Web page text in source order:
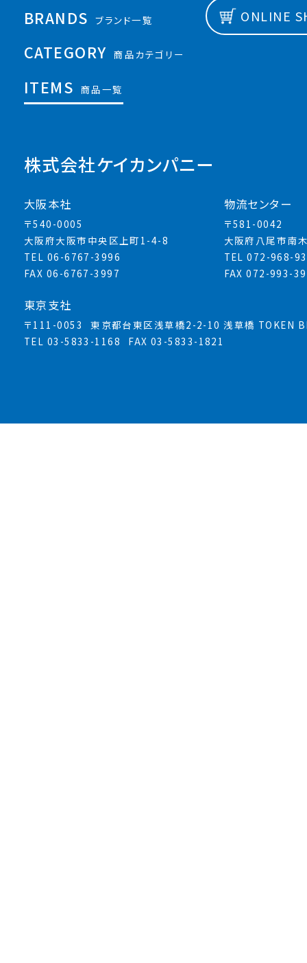
BRANDS ブランド一覧
CATEGORY 商品カテゴリー
ITEMS 商品一覧
ONLINE
株式会社ケイカンパニー
大阪本社
〒540-0005
大阪府大阪市中央区上町1-4-8
TEL 06-6767-3996
FAX 06-6767-3997
物流センター
〒581-0042
大阪府八尾市南
TEL 072-968-
FAX 072-993-
東京支社
〒111-0053
東京都台東区浅草橋2-2-10 浅草橋 TOKEN
TEL 03-5833-1168
FAX 03-5833-1821